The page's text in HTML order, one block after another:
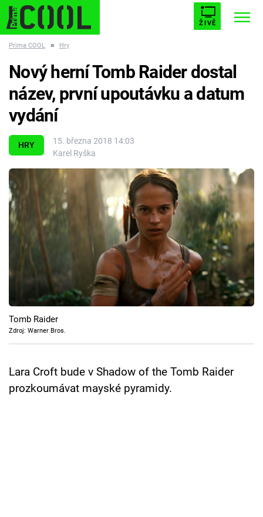
ŽIVĚ
ESCAPE PLNEJ KOTEL AVENGERS 5
Témata
Filmy
Seriály
Hry
Cool Esport
Pořady
TV Program
Prima COOL ■ Hry
HRY
15. března 2018 14:03
Karel Ryška
Nový herní Tomb Raider dostal
název, první upoutávku a datum
vydání
Tomb Raider
Zdroj: Warner Bros.
Lara Croft bude v Shadow of the Tomb Raider
prozkoumávat mayské pyramidy.